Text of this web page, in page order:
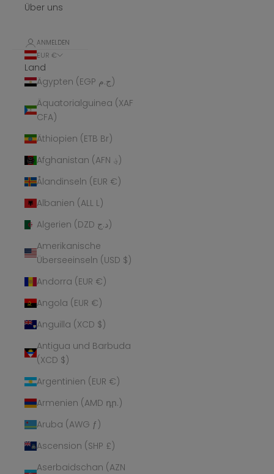
Über uns
ANMELDEN
EUR €
Land
Ägypten (EGP ج.م)
Äquatorialguinea (XAF
CFA)
Äthiopien (ETB Br)
Afghanistan (AFN ؋)
Ålandinseln (EUR €)
Albanien (ALL L)
Algerien (DZD د.ج)
Amerikanische
Überseeinseln (USD $)
Andorra (EUR €)
Angola (EUR €)
Anguilla (XCD $)
Antigua und Barbuda
(XCD $)
Argentinien (EUR €)
Armenien (AMD դր.)
Aruba (AWG ƒ)
Ascension (SHP £)
Aserbaidschan (AZN